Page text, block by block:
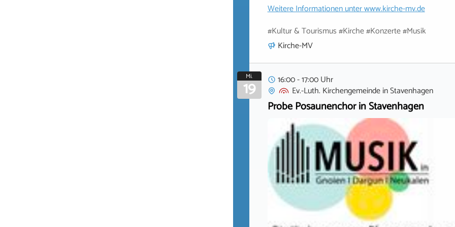
Weitere Informationen unterwww.kirche-mv.de
#Kultur & Tourismus #Kirche #Konzerte #Musik
Kirche-MV
Mi.
19
16:00 - 17:00 Uhr
Ev.-Luth. KirchengemeindeinStavenhagen
Probe Posaunenchor in Stavenhagen